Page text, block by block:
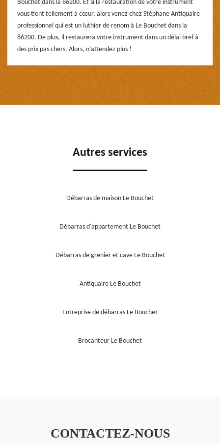
Bouchet dans la 86200. Et si la restauration de votre instrument
vous tient tellement à cœur, alors venez chez Stéphane Antiquaire
professionnel qui est un luthier de renom à Le Bouchet dans la
86200. De plus, il restaurera votre instrument dans un délai bref à
des prix pas chers. Alors, n’attendez plus !
Autres services
Débarras de maison Le Bouchet
Débarras d'appartement Le Bouchet
Débarras de grenier et cave Le Bouchet
Antiquaire Le Bouchet
Entreprise de débarras Le Bouchet
Brocanteur Le Bouchet
CONTACTEZ-NOUS